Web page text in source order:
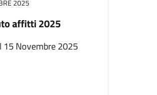
2025
affitti 2025
Novembre 2025